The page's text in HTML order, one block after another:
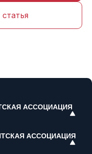
АССОЦИАЦИЯ
АССОЦИАЦИЯ